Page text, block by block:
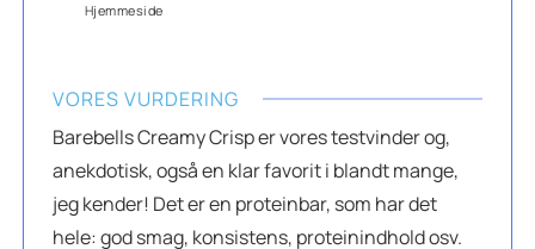
Hjemmeside
VORES VURDERING
Barebells Creamy Crisp er vores testvinder og,
anekdotisk, også en klar favorit i blandt mange,
jeg kender! Det er en proteinbar, som har det
hele: god smag, konsistens, proteinindhold osv.